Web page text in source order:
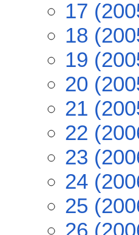
17
18
19
20
21
22
23
24
25
26